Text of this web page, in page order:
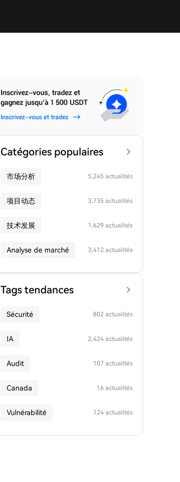
Catégories populaires
市场分析 5,245 actualités
项目动态 3,735 actualités
技术发展 1,629 actualités
Analyse de marché 3,412 actualités
Tags tendances
Sécurité 802 actualités
IA 2,424 actualités
Audit 107 actualités
Canada 16 actualités
Vulnérabilité 124 actualités